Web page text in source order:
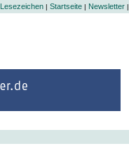
Lesezeichen| Startseite| Newsletter|